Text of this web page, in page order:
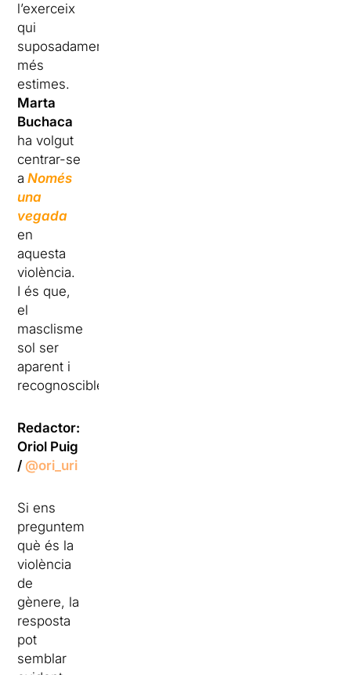
l’exerceix
qui
suposadament
més
estimes.
Marta
Buchaca
ha volgut
centrar-se
a Només
una
vegada
en
aquesta
violència.
I és que,
el
masclisme
sol ser
aparent i
recognoscible.
Redactor:
Oriol Puig
/@ori_uri
Si ens
preguntem
què és la
violència
de
gènere, la
resposta
pot
semblar